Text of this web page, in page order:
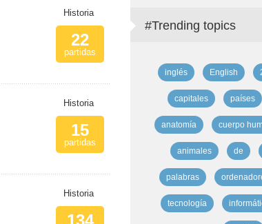
Historia
22
partidas
Historia
15
partidas
Historia
134
#Trending topics
inglés English
capitales países
anatomía cuerpo
animales de
palabras
tecnología